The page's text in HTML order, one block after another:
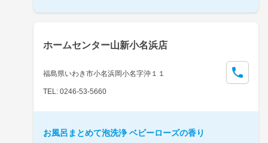
ホームセンター山新小名浜店
福島県いわき市小名浜岡小名字沖１１
TEL: 0246-53-5660
お風呂まとめて泡洗浄 ベビーローズの香り